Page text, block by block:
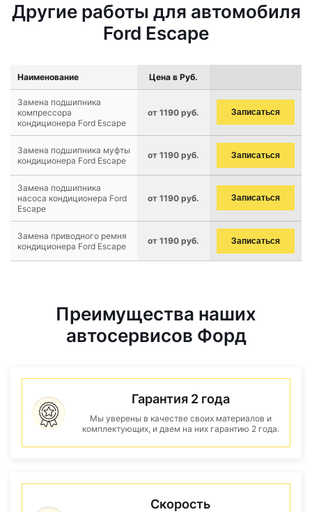
Другие работы для автомобиля
Ford Escape
Наименование Цена в Руб.
Замена подшипника
компрессора
кондиционера Ford Escape
от 1190 руб. Записаться
Замена подшипника муфты
кондиционера Ford Escape
от 1190 руб. Записаться
Замена подшипника
насоса кондиционера Ford
Escape
от 1190 руб. Записаться
Замена приводного ремня
кондиционера Ford Escape
от 1190 руб. Записаться
Преимущества наших
автосервисов Форд
Гарантия 2 года
Мы уверены в качестве своих материалов и
комплектующих, и даем на них гарантию 2 года.
Скорость